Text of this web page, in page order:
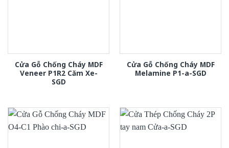
Cửa Gỗ Chống Cháy MDF
Veneer P1R2 Căm Xe-
SGD
Cửa Gỗ Chống Cháy MDF
Melamine P1-a-SGD